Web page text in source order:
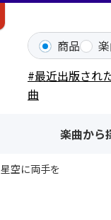
商品
#最近出版され
曲
楽曲から
星空に両手を